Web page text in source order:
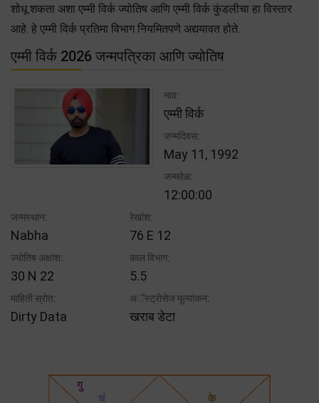
शोधू शकता अशा एम्मी विर्क ज्योतिष आणि एम्मी विर्क कुंडलीचा हा विस्तार
आहे. हे एम्मी विर्क प्रतिमा विभाग नियमितपणे अद्ययावत होते.
एम्मी विर्क 2026 जन्मपत्रिका आणि ज्योतिष
नाव:
एम्मी विर्क
जन्मदिवस:
May 11, 1992
जन्मवेळ:
12:00:00
जन्मस्थान:
Nabha
रेखांश:
76 E 12
ज्योतिष अक्षांश:
30 N 22
काल विभाग:
5.5
माहिती स्रोत:
Dirty Data
अॅस्ट्रोसेज मूल्यांकन:
खराब डेटा